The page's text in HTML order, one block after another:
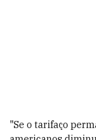
"Se o tarifaço